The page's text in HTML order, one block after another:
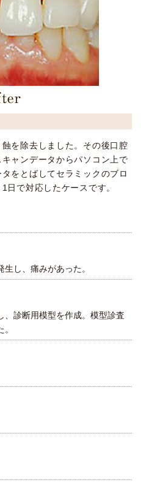
を除去しました。その後口腔
ャンデータからパソコン上で
をとばしてセラミックのブロ
日で対応したケースです。
し、痛みがあった。
、診断用模型を作成。模型診査